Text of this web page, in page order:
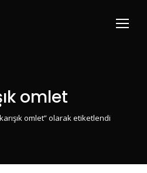
omlet
omlet” olarak etiketlendi